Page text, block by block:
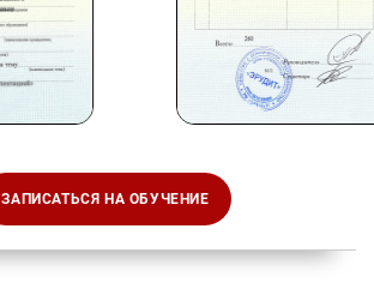
ЗАПИСАТЬСЯ НА ОБУЧЕНИЕ